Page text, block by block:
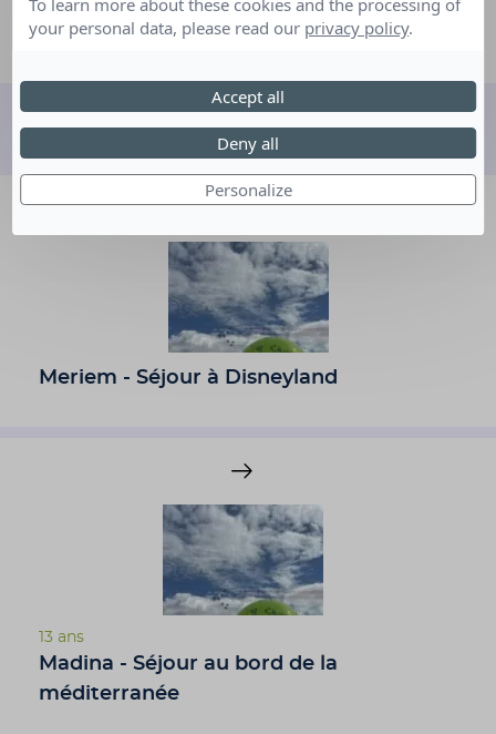
Découvrez d'autres rêves
Meriem - Séjour à Disneyland
13 ans
Madina - Séjour au bord de la
méditerranée
To learn more about these cookies and the processing of
your personal data, please read our privacy policy.
Personalize
Deny all
Accept all